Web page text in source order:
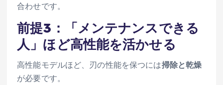
合わせです。
前提3：「メンテナンスできる
人」ほど高性能を活かせる
高性能モデルほど、刃の性能を保つには掃除と乾燥
が必要です。